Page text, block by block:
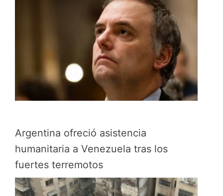
Argentina ofreció asistencia
humanitaria a Venezuela tras los
fuertes terremotos